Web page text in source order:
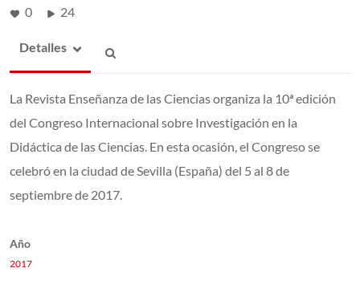
0 24
Detalles
La Revista Enseñanza de las Ciencias organiza la 10ª edición
del Congreso Internacional sobre Investigación en la
Didáctica de las Ciencias. En esta ocasión, el Congreso se
celebró en la ciudad de Sevilla (España) del 5 al 8 de
septiembre de 2017.
Año
2017